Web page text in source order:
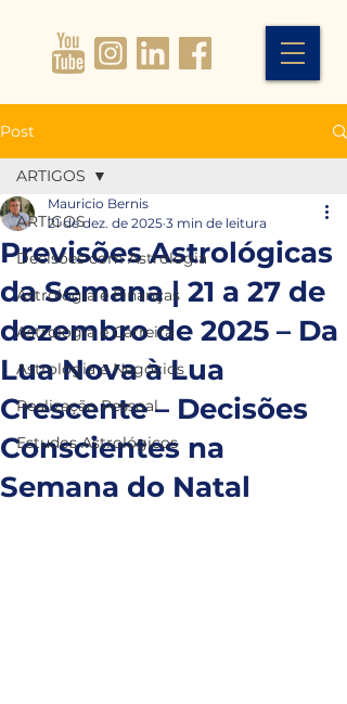
Post
ARTIGOS
Decisões com Astrologia
Astrologia e Finanças
Astrologia e Carreira
Astrologia e Negócios
Realização Pessoal
Estudos Astrológicos
ARTIGOS
Previsões Astrológicas
da Semana | 21 a 27 de
dezembro de 2025 – Da
Lua Nova à Lua
Crescente – Decisões
Conscientes na
Semana do Natal
Mauricio Bernis
21 de dez. de 2025 3 min de leitura